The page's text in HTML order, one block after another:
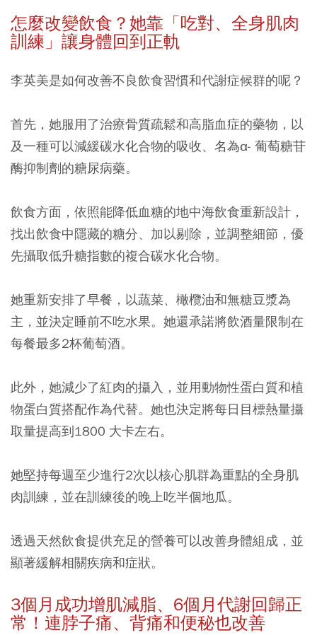
怎麼改變飲食？她靠「吃對、全身肌肉
訓練」讓身體回到正軌
李英美是如何改善不良飲食習慣和代謝症候群的呢？
首先，她服用了治療骨質疏鬆和高脂血症的藥物，以
及一種可以減緩碳水化合物的吸收、名為α- 葡萄糖苷
酶抑制劑的糖尿病藥。
飲食方面，依照能降低血糖的地中海飲食重新設計，
找出飲食中隱藏的糖分、加以剔除，並調整細節，優
先攝取低升糖指數的複合碳水化合物。
她重新安排了早餐，以蔬菜、橄欖油和無糖豆漿為
主，並決定睡前不吃水果。 她還承諾將飲酒量限制在
每餐最多2杯葡萄酒。
此外，她減少了紅肉的攝入，並用動物性蛋白質和植
物蛋白質搭配作為代替。她也決定將每日目標熱量攝
取量提高到1800 大卡左右。
她堅持每週至少進行2次以核心肌群為重點的全身肌
肉訓練，並在訓練後的晚上吃半個地瓜。
透過天然飲食提供充足的營養可以改善身體組成，並
顯著緩解相關疾病和症狀。
3個月成功增肌減脂、6個月代謝回歸正
常！連脖子痛、背痛和便秘也改善